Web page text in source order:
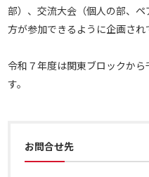
部）、交流大会（個人の部、
方が参加できるように企画され
令和７年度は関東ブロックか
す。
お問合せ先